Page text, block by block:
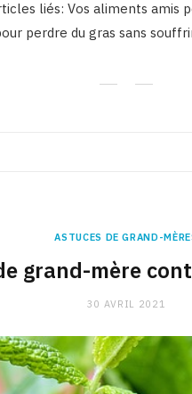
liés: Vos aliments amis
perdre du gras sans
ASTUCES DE GRAND-
grand-mère
30 AVRIL 2021